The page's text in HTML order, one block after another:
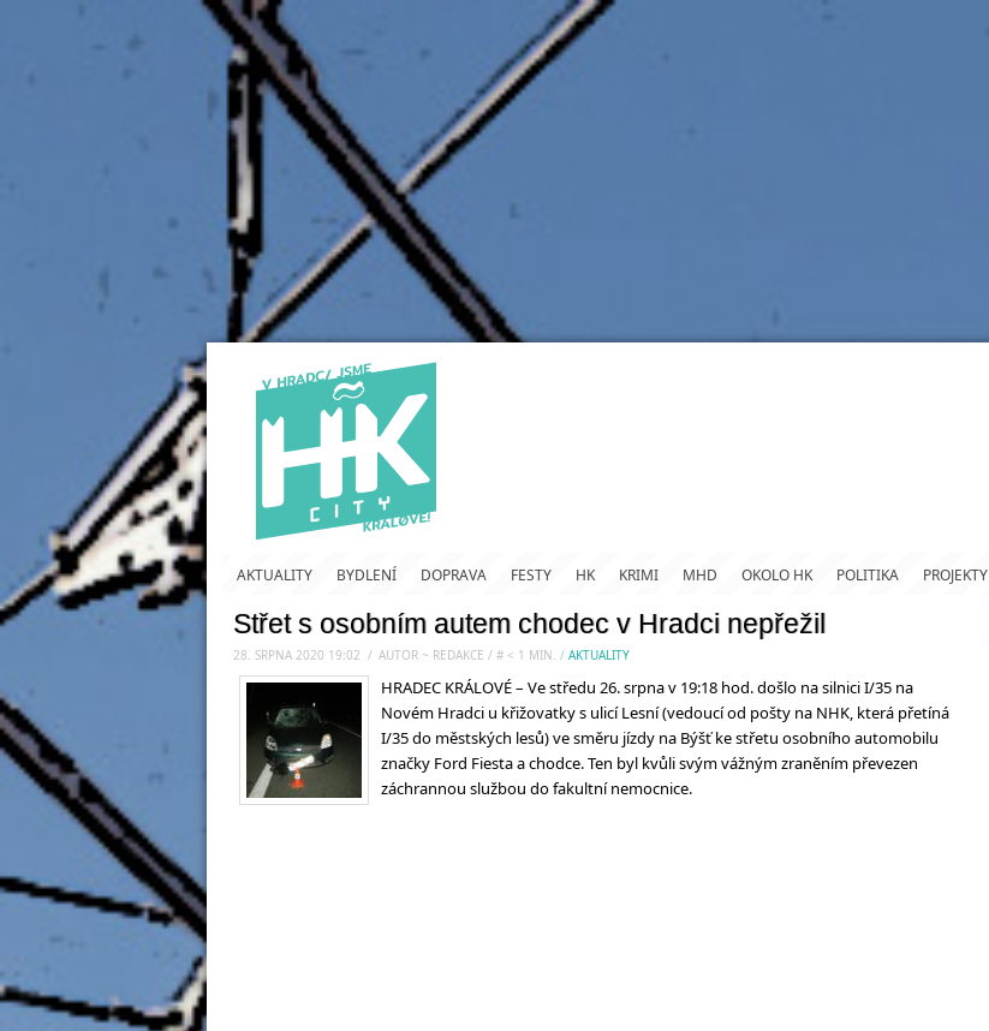
AKTUALITY BYDLENÍ DOPRAVA FESTY HK KRIMI MHD OKOLO HK POLITIKA PROJEKTY
Střet s osobním autem chodec v Hradci nepřežil
28. SRPNA 2020 19:02 / AUTOR ~ REDAKCE / # < 1 MIN. / AKTUALITY
HRADEC KRÁLOVÉ – Ve středu 26. srpna v 19:18 hod. došlo na silnici I/35 na
Novém Hradci u křižovatky s ulicí Lesní (vedoucí od pošty na NHK, která přetíná
I/35 do městských lesů) ve směru jízdy na Býšť ke střetu osobního automobilu
značky Ford Fiesta a chodce. Ten byl kvůli svým vážným zraněním převezen
záchrannou službou do fakultní nemocnice.